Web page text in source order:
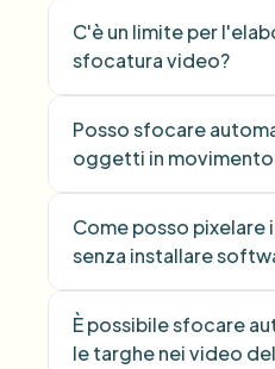
C'è un limite per
sfocatura video?
Posso sfocare
oggetti in movimento
Come posso pixelare
senza installare
È possibile sfocare
le targhe nei video